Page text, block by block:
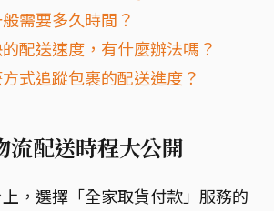
需要多久時間？
配送速度，有什麼辦法嗎？
式追蹤包裹的配送進度？
流配送時程大公開
，選擇「全家取貨付款」服務的